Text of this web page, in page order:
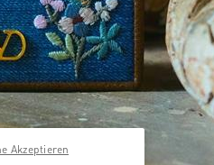
Opens in New Tab
Akzeptieren